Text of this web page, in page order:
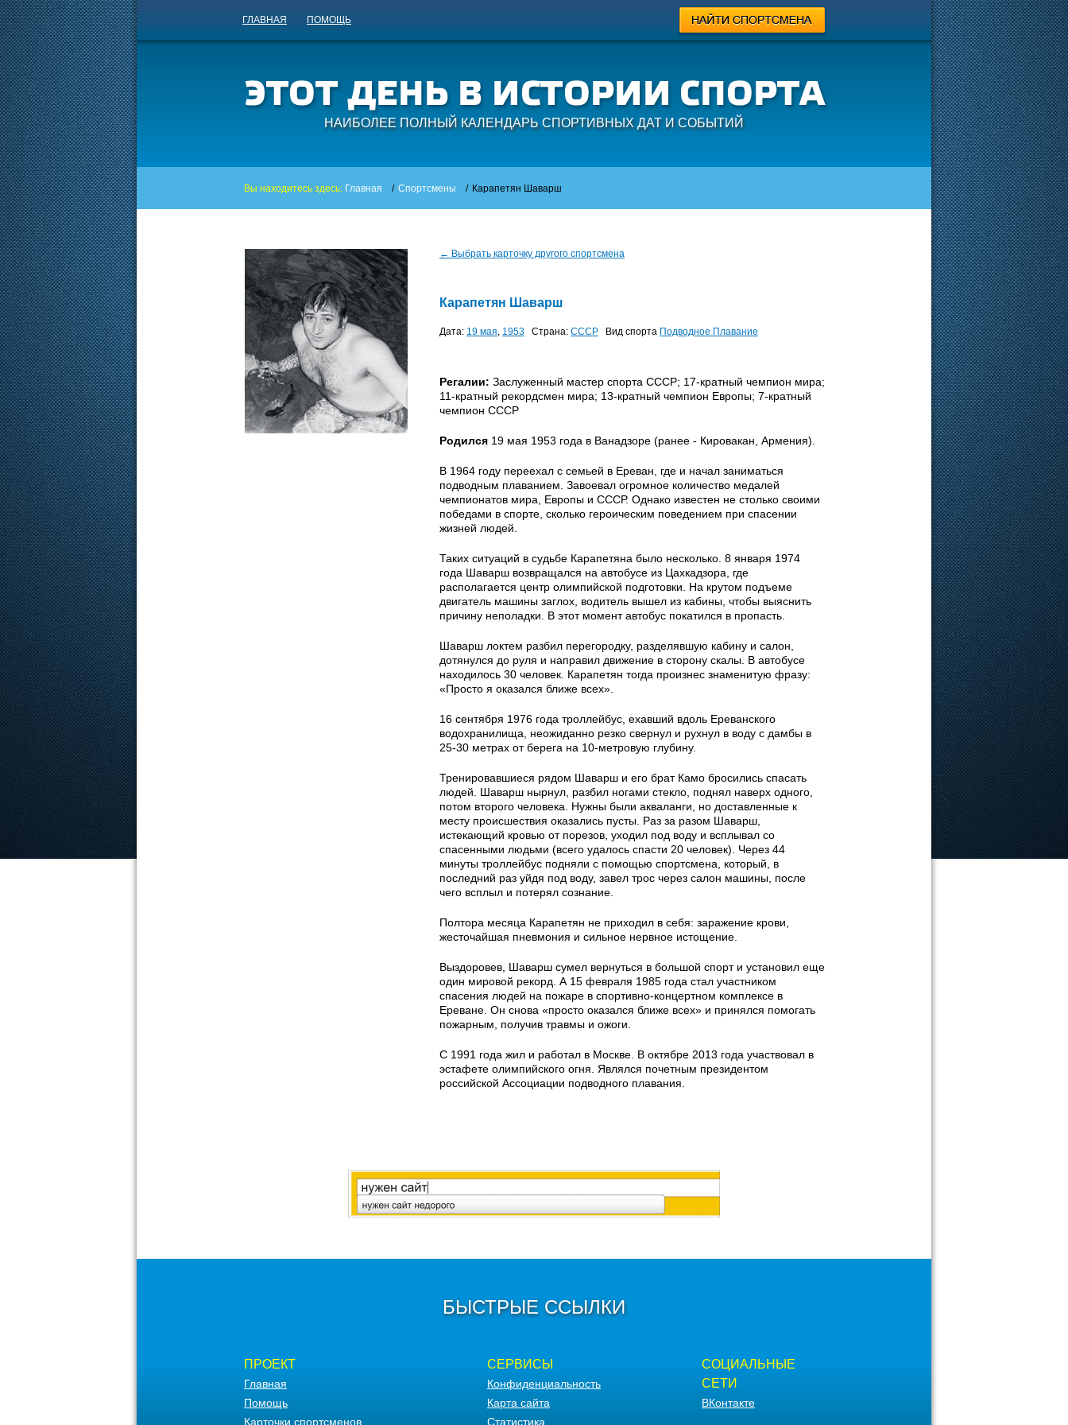
ГЛАВНАЯ ПОМОЩЬ
НАИБОЛЕЕ ПОЛНЫЙ КАЛЕНДАРЬ СПОРТИВНЫХ ДАТ И СОБЫТИЙ
Вы находитесь здесь: Главная / Спортсмены / Карапетян Шаварш
← Выбрать карточку другого спортсмена
Карапетян Шаварш
Дата: 19 мая, 1953 Страна: СССР Вид спорта Подводное Плавание
Регалии: Заслуженный мастер спорта СССР; 17-кратный чемпион мира;
11-кратный рекордсмен мира; 13-кратный чемпион Европы; 7-кратный
чемпион СССР
Родился 19 мая 1953 года в Ванадзоре (ранее - Кировакан, Армения).
В 1964 году переехал с семьей в Ереван, где и начал заниматься
подводным плаванием. Завоевал огромное количество медалей
чемпионатов мира, Европы и СССР. Однако известен не столько своими
победами в спорте, сколько героическим поведением при спасении
жизней людей.
Таких ситуаций в судьбе Карапетяна было несколько. 8 января 1974
года Шаварш возвращался на автобусе из Цахкадзора, где
располагается центр олимпийской подготовки. На крутом подъеме
двигатель машины заглох, водитель вышел из кабины, чтобы выяснить
причину неполадки. В этот момент автобус покатился в пропасть.
Шаварш локтем разбил перегородку, разделявшую кабину и салон,
дотянулся до руля и направил движение в сторону скалы. В автобусе
находилось 30 человек. Карапетян тогда произнес знаменитую фразу:
«Просто я оказался ближе всех».
16 сентября 1976 года троллейбус, ехавший вдоль Ереванского
водохранилища, неожиданно резко свернул и рухнул в воду с дамбы в
25-30 метрах от берега на 10-метровую глубину.
Тренировавшиеся рядом Шаварш и его брат Камо бросились спасать
людей. Шаварш нырнул, разбил ногами стекло, поднял наверх одного,
потом второго человека. Нужны были акваланги, но доставленные к
месту происшествия оказались пусты. Раз за разом Шаварш,
истекающий кровью от порезов, уходил под воду и всплывал со
спасенными людьми (всего удалось спасти 20 человек). Через 44
минуты троллейбус подняли с помощью спортсмена, который, в
последний раз уйдя под воду, завел трос через салон машины, после
чего всплыл и потерял сознание.
Полтора месяца Карапетян не приходил в себя: заражение крови,
жесточайшая пневмония и сильное нервное истощение.
Выздоровев, Шаварш сумел вернуться в большой спорт и установил еще
один мировой рекорд. А 15 февраля 1985 года стал участником
спасения людей на пожаре в спортивно-концертном комплексе в
Ереване. Он снова «просто оказался ближе всех» и принялся помогать
пожарным, получив травмы и ожоги.
С 1991 года жил и работал в Москве. В октябре 2013 года участвовал в
эстафете олимпийского огня. Являлся почетным президентом
российской Ассоциации подводного плавания.
БЫСТРЫЕ ССЫЛКИ
ПРОЕКТ
Главная
Помощь
Карточки спортсменов
СЕРВИСЫ
Конфиденциальность
Карта сайта
Статистика
СОЦИАЛЬНЫЕ
СЕТИ
ВКонтакте